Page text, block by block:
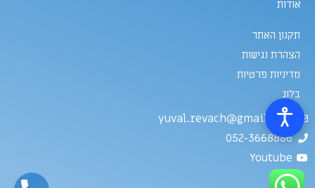
אודות
תקנון האתר
הצהרת נגישות
מדיניות פרטיות
בלוג
yuval.revach@gmail.com
052-3668886
Youtube